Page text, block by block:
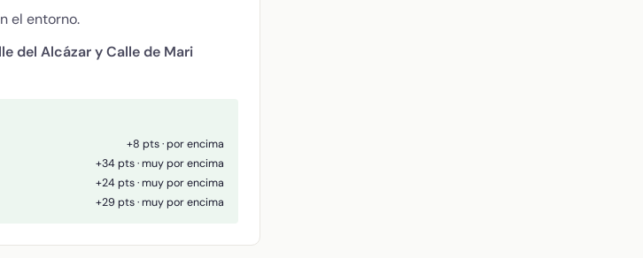
el entorno.
del Alcázar y Calle de Mari
+8 pts · por encima
+34 pts · muy por encima
+24 pts · muy por encima
+29 pts · muy por encima